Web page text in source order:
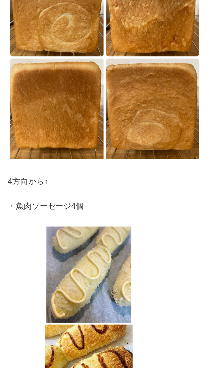
4方向から↑
・魚肉ソーセージ4個